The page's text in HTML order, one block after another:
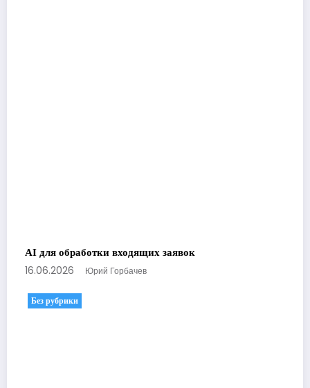
AI для обработки входящих заявок
16.06.2026 Юрий Горбачев
Без рубрики